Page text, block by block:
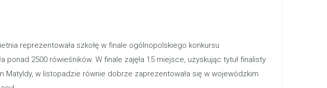
reprezentowała szkołę w finale ogólnopolskiego konkursu
2500 rówieśników. W finale zajęła 15 miejsce, uzyskując tytuł finalisty
Matyldy, w listopadzie równie dobrze zaprezentowała się w wojewódzkim